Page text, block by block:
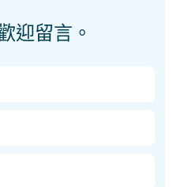
迎留言。